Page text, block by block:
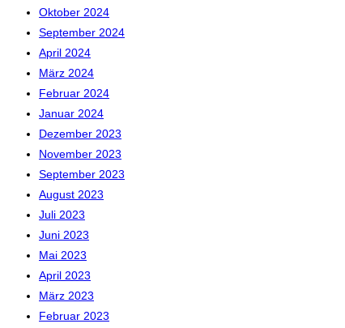
Oktober 2024
September 2024
April 2024
März 2024
Februar 2024
Januar 2024
Dezember 2023
November 2023
September 2023
August 2023
Juli 2023
Juni 2023
Mai 2023
April 2023
März 2023
Februar 2023